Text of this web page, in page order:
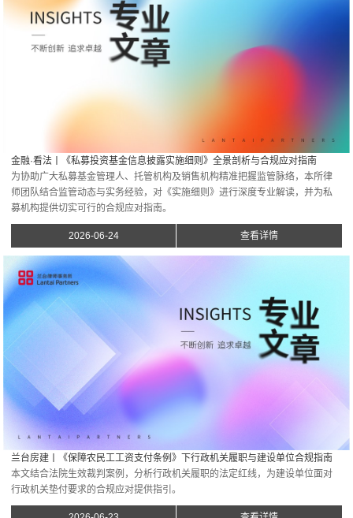
金融·看法丨《私募投资基金信息披露实施细则》全景剖析与合规应对指南
为协助广大私募基金管理人、托管机构及销售机构精准把握监管脉络，本所律
师团队结合监管动态与实务经验，对《实施细则》进行深度专业解读，并为私
募机构提供切实可行的合规应对指南。
2026-06-24 查看详情
兰台房建丨《保障农民工工资支付条例》下行政机关履职与建设单位合规指南
本文结合法院生效裁判案例，分析行政机关履职的法定红线，为建设单位面对
行政机关垫付要求的合规应对提供指引。